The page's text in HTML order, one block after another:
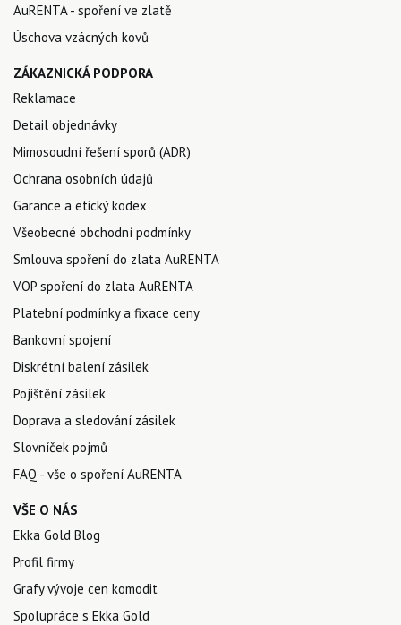
AuRENTA - spoření ve zlatě
Úschova vzácných kovů
ZÁKAZNICKÁ PODPORA
Reklamace
Detail objednávky
Mimosoudní řešení sporů (ADR)
Ochrana osobních údajů
Garance a etický kodex
Všeobecné obchodní podmínky
Smlouva spoření do zlata AuRENTA
VOP spoření do zlata AuRENTA
Platební podmínky a fixace ceny
Bankovní spojení
Diskrétní balení zásilek
Pojištění zásilek
Doprava a sledování zásilek
Slovníček pojmů
FAQ - vše o spoření AuRENTA
VŠE O NÁS
Ekka Gold Blog
Profil firmy
Grafy vývoje cen komodit
Spolupráce s Ekka Gold